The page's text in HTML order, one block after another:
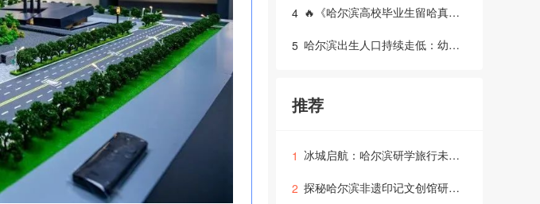
4 🔥《哈尔滨高校毕业生留哈真相：42%留下！招生、就业、培训全解读》
5 哈尔滨出生人口持续走低：幼儿园与教培行业面临结构性挑战
推荐
1 冰城启航：哈尔滨研学旅行未来五年发展前瞻
2 探秘哈尔滨非遗印记文创馆研学之旅